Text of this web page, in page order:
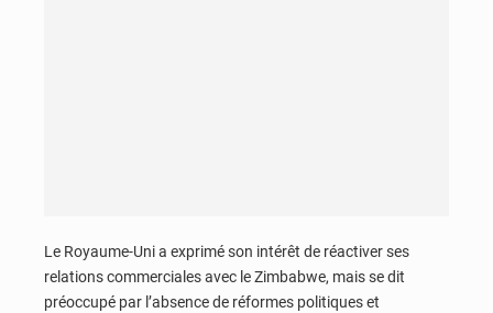
Le Royaume-Uni a exprimé son intérêt de réactiver ses
relations commerciales avec le Zimbabwe, mais se dit
préoccupé par l’absence de réformes politiques et